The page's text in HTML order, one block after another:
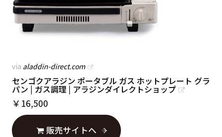
via aladdin-direct.com
センゴクアラジン ポータブル ガス ホットプレート グラ
パン | ガス調理 | アラジンダイレクトショップ
￥ 16,500
販売サイトへ